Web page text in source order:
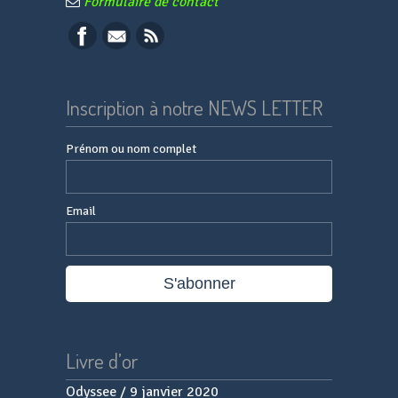
Inscription à notre NEWS LETTER
Prénom ou nom complet
Email
Livre d’or
Odyssee / 9 janvier 2020
Paternesi/20 septembre 2019